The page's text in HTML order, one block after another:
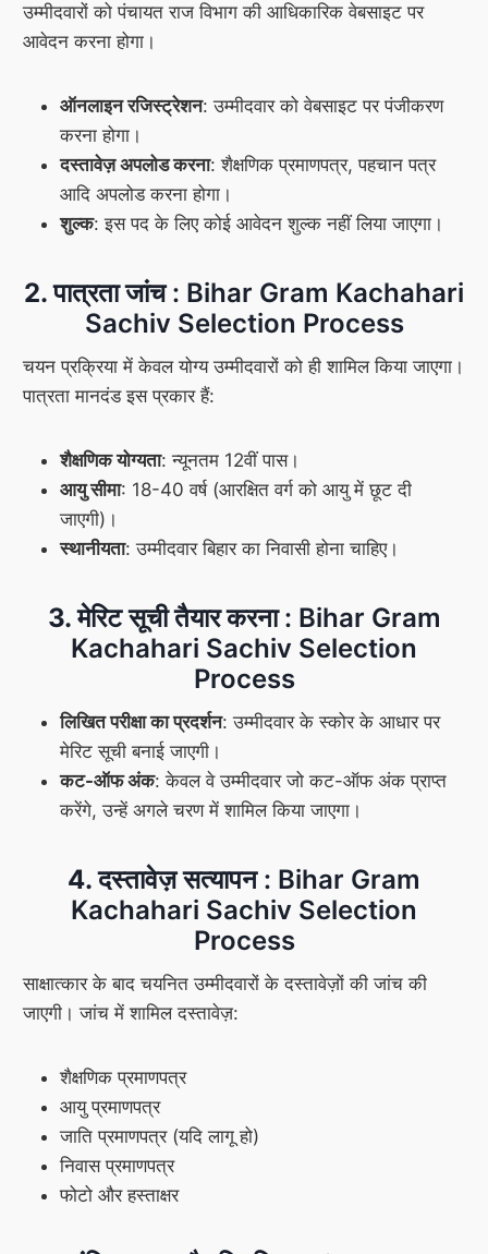
उम्मीदवारों को पंचायत राज विभाग की आधिकारिक वेबसाइट पर
आवेदन करना होगा।
ऑनलाइन रजिस्ट्रेशन: उम्मीदवार को वेबसाइट पर पंजीकरण
करना होगा।
दस्तावेज़ अपलोड करना: शैक्षणिक प्रमाणपत्र, पहचान पत्र
आदि अपलोड करना होगा।
शुल्क: इस पद के लिए कोई आवेदन शुल्क नहीं लिया जाएगा।
2. पात्रता जांच: Bihar Gram Kachahari
Sachiv Selection Process
चयन प्रक्रिया में केवल योग्य उम्मीदवारों को ही शामिल किया जाएगा।
पात्रता मानदंड इस प्रकार हैं:
शैक्षणिक योग्यता: न्यूनतम 12वीं पास।
आयु सीमा: 18-40 वर्ष (आरक्षित वर्ग को आयु में छूट दी
जाएगी)।
स्थानीयता: उम्मीदवार बिहार का निवासी होना चाहिए।
3. मेरिट सूची तैयार करना: Bihar Gram
Kachahari Sachiv Selection
Process
लिखित परीक्षा का प्रदर्शन: उम्मीदवार के स्कोर के आधार पर
मेरिट सूची बनाई जाएगी।
कट-ऑफ अंक: केवल वे उम्मीदवार जो कट-ऑफ अंक प्राप्त
करेंगे, उन्हें अगले चरण में शामिल किया जाएगा।
4. दस्तावेज़ सत्यापन: Bihar Gram
Kachahari Sachiv Selection
Process
साक्षात्कार के बाद चयनित उम्मीदवारों के दस्तावेज़ों की जांच की
जाएगी। जांच में शामिल दस्तावेज़:
शैक्षणिक प्रमाणपत्र
आयु प्रमाणपत्र
जाति प्रमाणपत्र (यदि लागू हो)
निवास प्रमाणपत्र
फोटो और हस्ताक्षर